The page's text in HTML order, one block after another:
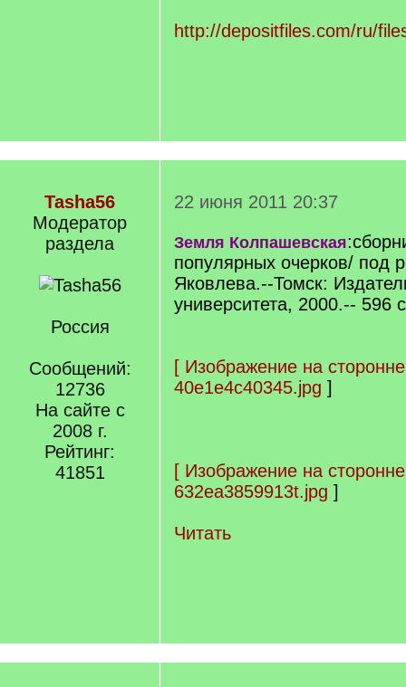
http://depositfiles.com/ru/
Tasha56
Модератор
раздела
Россия
Сообщений:
12736
На сайте с
2008 г.
Рейтинг:
41851
22 июня 2011 20:37
Земля Колпашевская
популярных очерков/ под
Яковлева.--Томск:
университета, 2000.-- 596
[ Изображение на
40e1e4c40345.jpg ]
[ Изображение на
632ea3859913t.jpg ]
Читать